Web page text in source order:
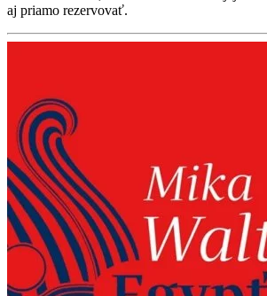
aj priamo rezervovať.